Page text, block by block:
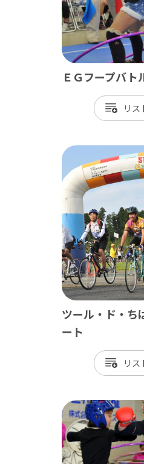
船橋市
習志野市
八千代市
浦安市
四街道市
南房総
館山市
勝浦市
鴨川市
南房総市
いすみ市
ＥＧフープバト
リス
ツール・ド・ち
ート
リス